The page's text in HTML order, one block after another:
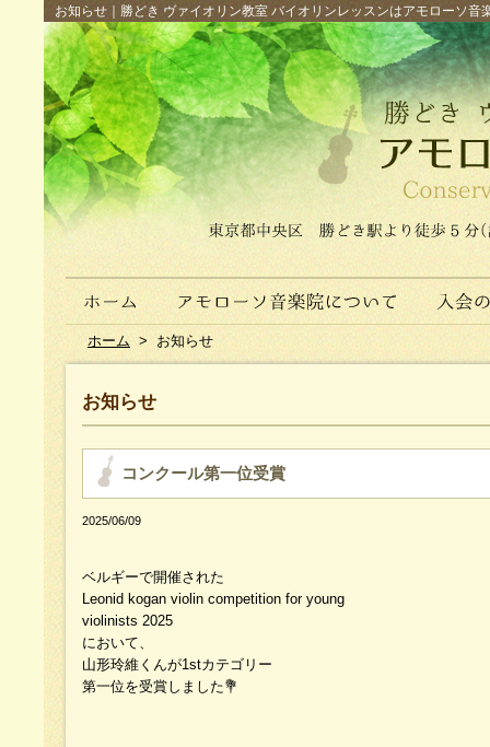
お知らせ｜勝どき ヴァイオリン教室 バイオリンレッスンはアモローソ
ホーム > お知らせ
お知らせ
コンクール第一位受賞
2025/06/09
ベルギーで開催された
Leonid kogan violin competition for young
violinists 2025
において、
山形玲維くんが1stカテゴリー
第一位を受賞しました💐